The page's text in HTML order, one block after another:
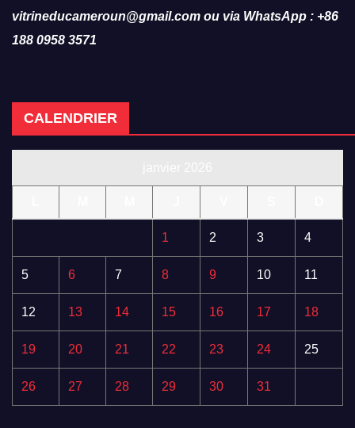
vitrineducameroun@gmail.com ou via WhatsApp : +86
188 0958 3571
CALENDRIER
1 2 3 4
5 6 7 8 9 10 11
12 13 14 15 16 17 18
19 20 21 22 23 24 25
26 27 28 29 30 31